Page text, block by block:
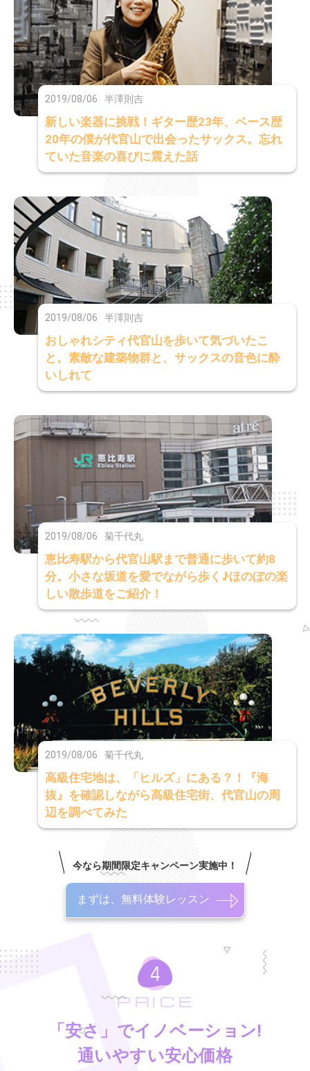
2019/08/06 半澤則吉
新しい楽器に挑戦！ギター歴23年、ベース歴
20年の僕が代官山で出会ったサックス。忘れ
ていた音楽の喜びに震えた話
2019/08/06 半澤則吉
おしゃれシティ代官山を歩いて気づいたこ
と。素敵な建築物群と、サックスの音色に酔
いしれて
2019/08/06 菊千代丸
恵比寿駅から代官山駅まで普通に歩いて約8
分。小さな坂道を愛でながら歩く♪ほのぼの楽
しい散歩道をご紹介！
2019/08/06 菊千代丸
高級住宅地は、「ヒルズ」にある？！『海
抜』を確認しながら高級住宅街、代官山の周
辺を調べてみた
今なら期間限定キャンペーン実施中！
まずは、無料体験レッスン
PRICE
「安さ」でイノベーション!
通いやすい安心価格